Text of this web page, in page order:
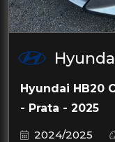
Hyundai HB20
- Prata - 2025
2024/2025